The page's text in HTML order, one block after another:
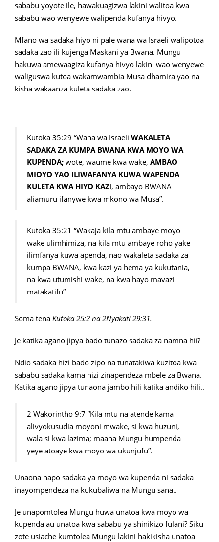
sababu yoyote ile, hawakuagizwa lakini walitoa kwa
sababu wao wenyewe walipenda kufanya hivyo.
Mfano wa sadaka hiyo ni pale wana wa Israeli walipotoa
sadaka zao ili kujenga Maskani ya Bwana. Mungu
hakuwa amewaagiza kufanya hivyo lakini wao wenyewe
waliguswa kutoa wakamwambia Musa dhamira yao na
kisha wakaanza kuleta sadaka zao.
Kutoka 35:29 “Wana wa Israeli WAKALETA
SADAKA ZA KUMPA BWANA KWA MOYO WA
KUPENDA; wote, waume kwa wake, AMBAO
MIOYO YAO ILIWAFANYA KUWA WAPENDA
KULETA KWA HIYO KAZI, ambayo BWANA
aliamuru ifanywe kwa mkono wa Musa”.
Kutoka 35:21 “Wakaja kila mtu ambaye moyo
wake ulimhimiza, na kila mtu ambaye roho yake
ilimfanya kuwa apenda, nao wakaleta sadaka za
kumpa BWANA, kwa kazi ya hema ya kukutania,
na kwa utumishi wake, na kwa hayo mavazi
matakatifu”..
Soma tena Kutoka 25:2 na 2Nyakati 29:31.
Je katika agano jipya bado tunazo sadaka za namna hii?
Ndio sadaka hizi bado zipo na tunatakiwa kuzitoa kwa
sababu sadaka kama hizi zinapendeza mbele za Bwana.
Katika agano jipya tunaona jambo hili katika andiko hili..
2 Wakorintho 9:7 “Kila mtu na atende kama
alivyokusudia moyoni mwake, si kwa huzuni,
wala si kwa lazima; maana Mungu humpenda
yeye atoaye kwa moyo wa ukunjufu”.
Unaona hapo sadaka ya moyo wa kupenda ni sadaka
inayompendeza na kukubaliwa na Mungu sana..
Je unapomtolea Mungu huwa unatoa kwa moyo wa
kupenda au unatoa kwa sababu ya shinikizo fulani? Siku
zote usiache kumtolea Mungu lakini hakikisha unatoa